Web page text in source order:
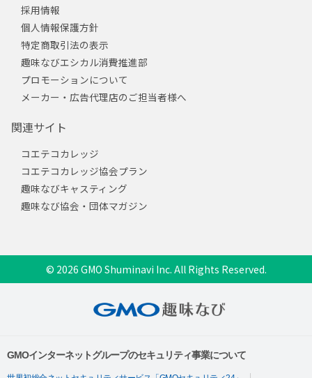
採用情報
個人情報保護方針
特定商取引法の表示
趣味なびエシカル消費推進部
プロモーションについて
メーカー・広告代理店のご担当者様へ
関連サイト
コエテコカレッジ
コエテコカレッジ協会プラン
趣味なびキャスティング
趣味なび協会・団体マガジン
© 2026 GMO Shuminavi Inc. All Rights Reserved.